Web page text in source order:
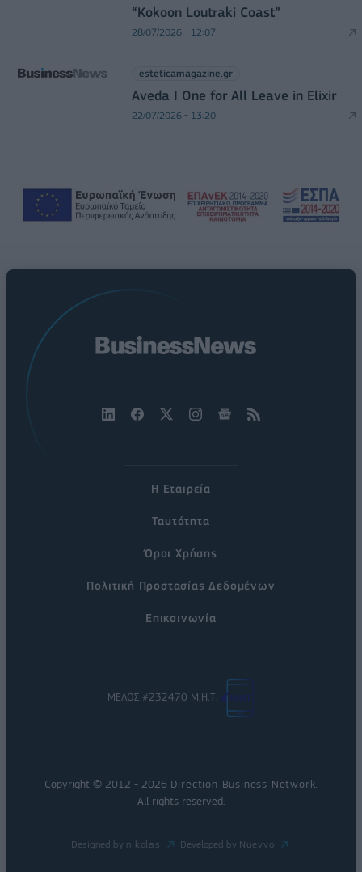
“Kokoon Loutraki Coast”
28/07/2026 - 12:07
esteticamagazine.gr
Aveda I One for All Leave in Elixir
22/07/2026 - 13:20
Η Εταιρεία
Ταυτότητα
Όροι Χρήσης
Πολιτική Προστασίας Δεδομένων
Επικοινωνία
ΜΕΛΟΣ #232470 Μ.Η.Τ.
Copyright © 2012 - 2026 Direction Business Network.
All rights reserved.
Designed by nikolas Developed by Nuevvo